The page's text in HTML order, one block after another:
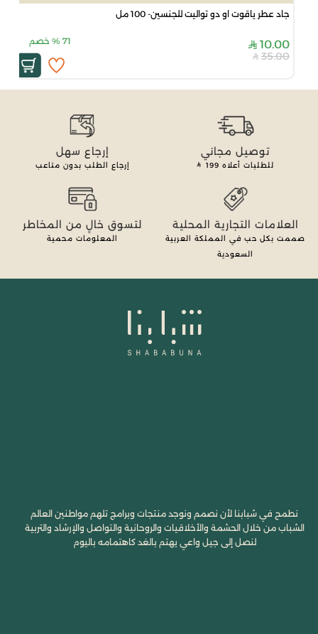
جاد عطر ياقوت او دو تواليت للجنسين- 100 مل
10.00
71
% خصم
35.00
توصيل مجاني
للطلبات أعلاه 199
إرجاع سهل
إرجاع الطلب بدون متاعب
العلامات التجارية المحلية
صممت بكل حب في المملكة العربية
السعودية
لتسوق خالٍ من المخاطر
المعلومات محمية
نطمح في شبابنا لأن نصمم ونوجد منتجات وبرامج تلهم مواطنين العالم
الشباب من خلال الحشمة والأخلاقيات والروحانية والتواصل والإرشاد والتربية
لنصل إلى جيل واعي يهتم بالغد كاهتمامه باليوم